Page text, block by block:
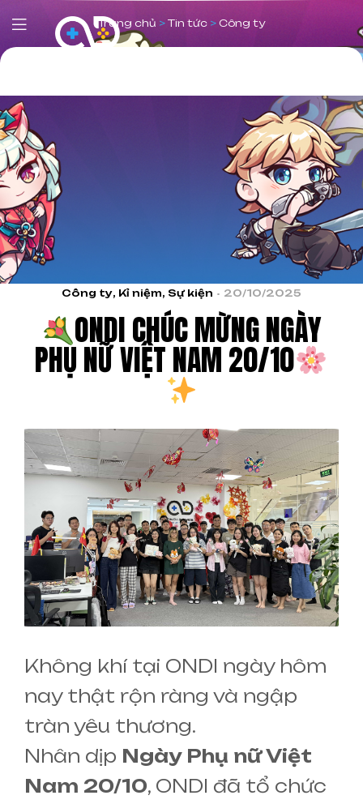
Trang chủ > Tin tức > Công ty
Công ty, Kỉ niệm, Sự kiện 20/10/2025
ONDI CHÚC MỪNG NGÀY
PHỤ NỮ VIỆT NAM 20/10
Không khí tại ONDI ngày hôm
nay thật rộn ràng và ngập
tràn yêu thương.
Nhân dịp Ngày Phụ nữ Việt
Nam 20/10, ONDI đã tổ chức